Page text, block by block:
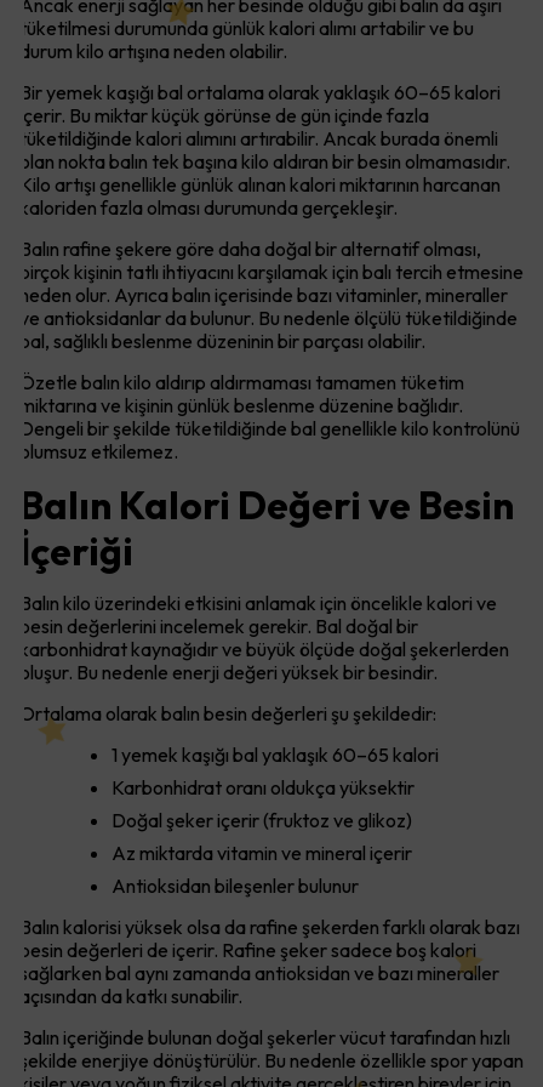
Ancak enerji sağlayan her besinde olduğu gibi balın da aşırı
tüketilmesi durumunda günlük kalori alımı artabilir ve bu
durum kilo artışına neden olabilir.
Bir yemek kaşığı bal ortalama olarak yaklaşık 60–65 kalori
içerir. Bu miktar küçük görünse de gün içinde fazla
tüketildiğinde kalori alımını artırabilir. Ancak burada önemli
olan nokta balın tek başına kilo aldıran bir besin olmamasıdır.
Kilo artışı genellikle günlük alınan kalori miktarının harcanan
kaloriden fazla olması durumunda gerçekleşir.
Balın rafine şekere göre daha doğal bir alternatif olması,
birçok kişinin tatlı ihtiyacını karşılamak için balı tercih etmesine
neden olur. Ayrıca balın içerisinde bazı vitaminler, mineraller
ve antioksidanlar da bulunur. Bu nedenle ölçülü tüketildiğinde
bal, sağlıklı beslenme düzeninin bir parçası olabilir.
Özetle balın kilo aldırıp aldırmaması tamamen tüketim
miktarına ve kişinin günlük beslenme düzenine bağlıdır.
Dengeli bir şekilde tüketildiğinde bal genellikle kilo kontrolünü
olumsuz etkilemez.
Balın Kalori Değeri ve Besin
İçeriği
Balın kilo üzerindeki etkisini anlamak için öncelikle kalori ve
besin değerlerini incelemek gerekir. Bal doğal bir
karbonhidrat kaynağıdır ve büyük ölçüde doğal şekerlerden
oluşur. Bu nedenle enerji değeri yüksek bir besindir.
Ortalama olarak balın besin değerleri şu şekildedir:
1 yemek kaşığı bal yaklaşık 60–65 kalori
Karbonhidrat oranı oldukça yüksektir
Doğal şeker içerir (fruktoz ve glikoz)
Az miktarda vitamin ve mineral içerir
Antioksidan bileşenler bulunur
Balın kalorisi yüksek olsa da rafine şekerden farklı olarak bazı
besin değerleri de içerir. Rafine şeker sadece boş kalori
sağlarken bal aynı zamanda antioksidan ve bazı mineraller
açısından da katkı sunabilir.
Balın içeriğinde bulunan doğal şekerler vücut tarafından hızlı
şekilde enerjiye dönüştürülür. Bu nedenle özellikle spor yapan